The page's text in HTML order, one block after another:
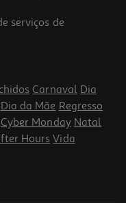
serviços de
Carnaval Dia
Dia da Mãe Regresso
Cyber Monday Natal
Hours Vida